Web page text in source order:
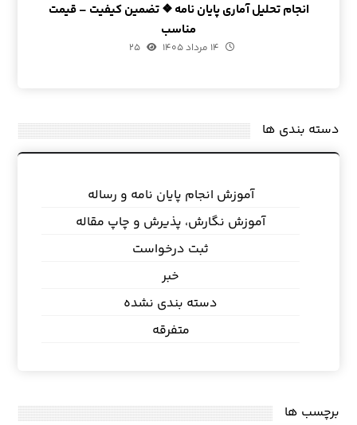
انجام تحلیل آماری پایان نامه ❖ تضمین کیفیت – قیمت
مناسب
۱۴ مرداد ۱۴۰۵ ۲۵
دسته بندی ها
آموزش انجام پایان نامه و رساله
آموزش نگارش، پذیرش و چاپ مقاله
ثبت درخواست
خبر
دسته بندی نشده
متفرقه
برچسب ها